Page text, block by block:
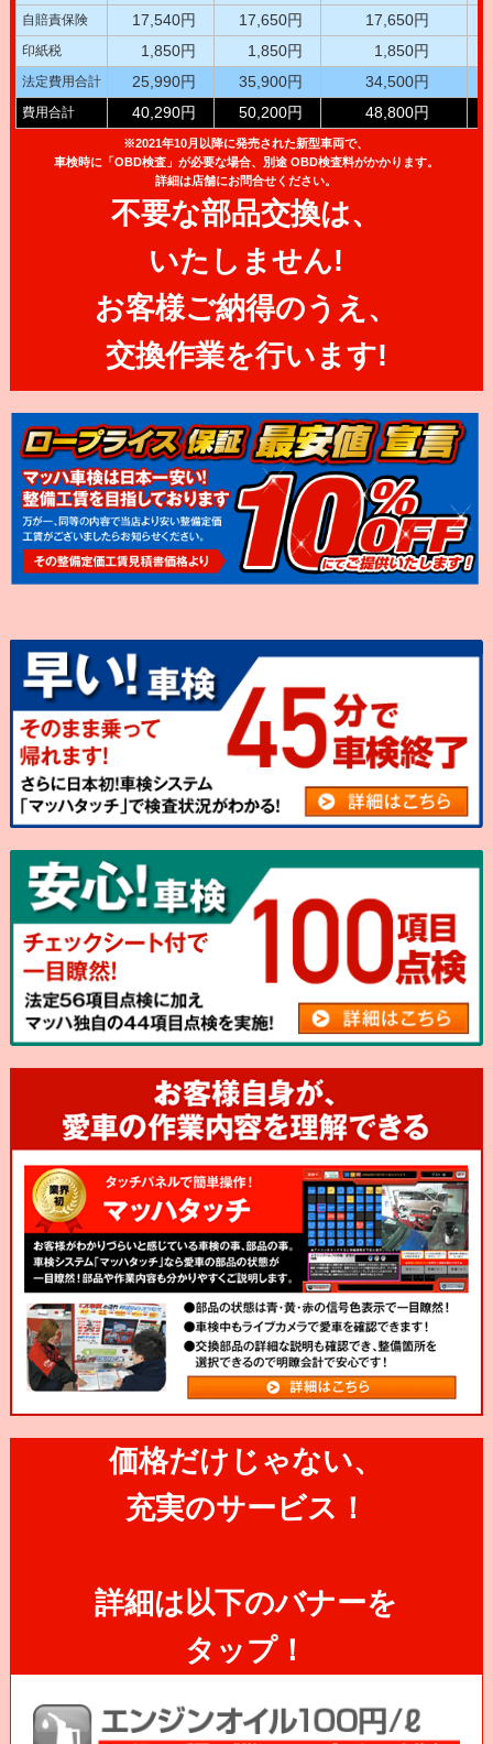
自賠責保険 17,540円 17,650円 17,650円
印紙税 1,850円 1,850円 1,850円
法定費用合計 25,990円 35,900円 34,500円
費用合計 40,290円 50,200円 48,800円
※2021年10月以降に発売された新型車両で、
車検時に「OBD検査」が必要な場合、別途 OBD検査料がかかります。
詳細は店舗にお問合せください。
不要な部品交換は、
いたしません!
お客様ご納得のうえ、
交換作業を行います!
価格だけじゃない、
充実のサービス！
詳細は以下のバナーを
タップ！